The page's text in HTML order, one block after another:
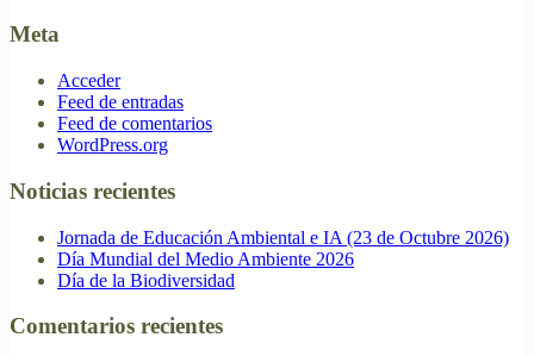
Meta
Acceder
Feed de entradas
Feed de comentarios
WordPress.org
Noticias recientes
Jornada de Educación Ambiental e IA (23 de Octubre 2026)
Día Mundial del Medio Ambiente 2026
Día de la Biodiversidad
Comentarios recientes